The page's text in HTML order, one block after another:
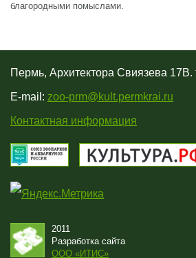
благородными помыслами.
Пермь, Архитектора Свиязева 17В.
E-mail: zoo-prm@kult.permkrai.ru
Контактная информация
2011
Разработка сайта
OOO «ИТИС»